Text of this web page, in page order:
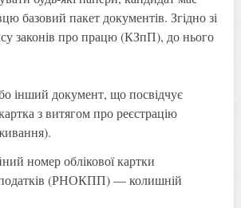
базовий пакет документів. Згідно зі
законів про працю (КЗпП), до нього
інший документ, що посвідчує
з витягом про реєстрацію
номер облікової картки
(РНОКПП) — колишній